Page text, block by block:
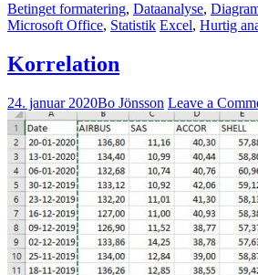
Betinget formatering, Dataanalyse,
Microsoft Office, Statistik Excel, Hurtig
Korrelation
24. januar 2020Bo Jönsson Leave a